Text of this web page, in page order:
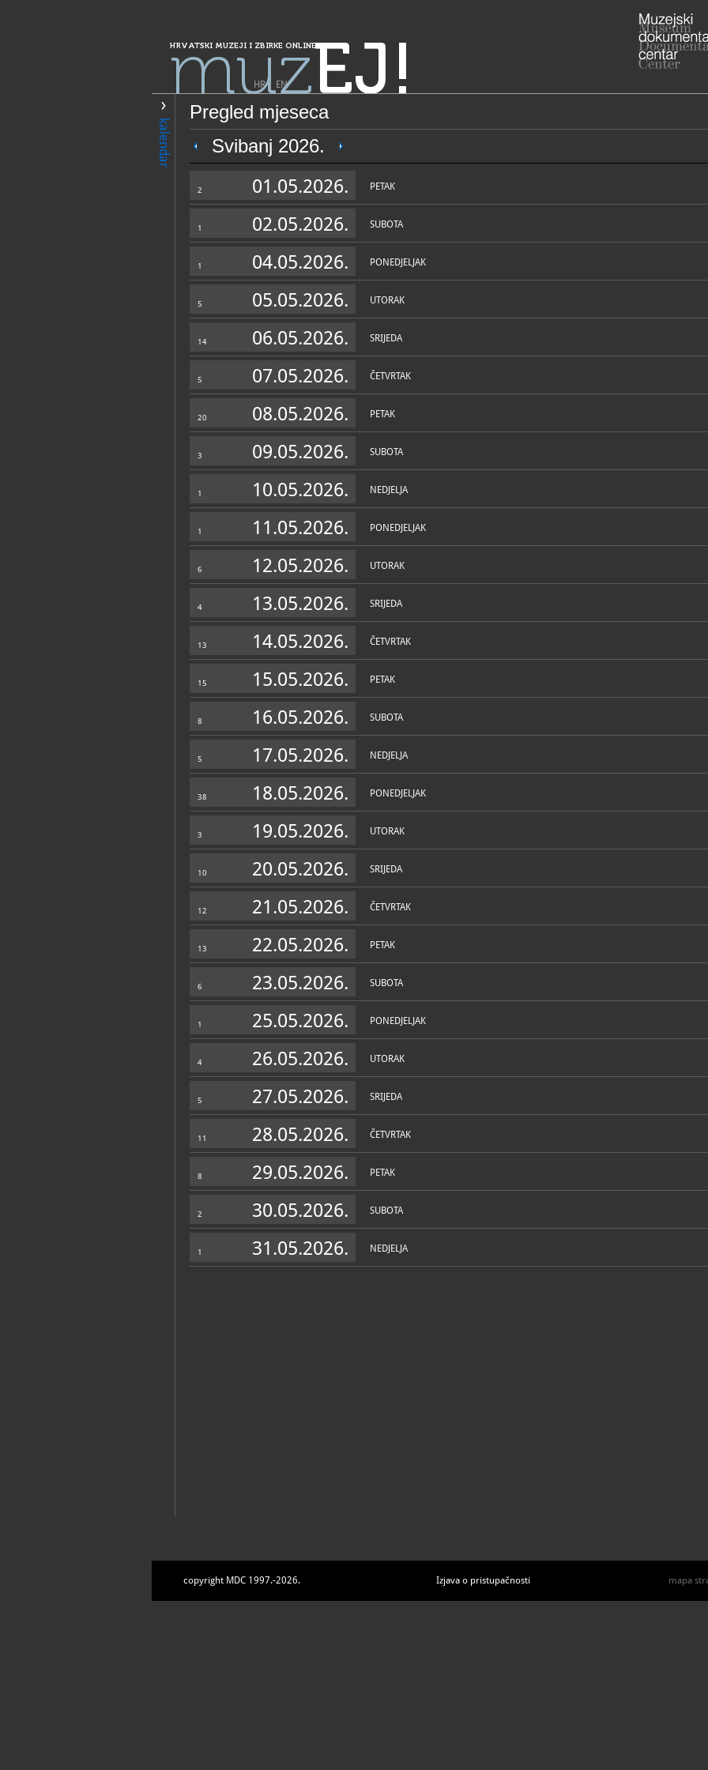
HRVATSKI MUZEJI I ZBIRKE ONLINE
muzEJ!
HR| EN
kalendar
Pregled mjeseca
Svibanj 2026.
2 01.05.2026. PETAK
1 02.05.2026. SUBOTA
1 04.05.2026. PONEDJELJAK
5 05.05.2026. UTORAK
14 06.05.2026. SRIJEDA
5 07.05.2026. ČETVRTAK
20 08.05.2026. PETAK
3 09.05.2026. SUBOTA
1 10.05.2026. NEDJELJA
1 11.05.2026. PONEDJELJAK
6 12.05.2026. UTORAK
4 13.05.2026. SRIJEDA
13 14.05.2026. ČETVRTAK
15 15.05.2026. PETAK
8 16.05.2026. SUBOTA
5 17.05.2026. NEDJELJA
38 18.05.2026. PONEDJELJAK
3 19.05.2026. UTORAK
10 20.05.2026. SRIJEDA
12 21.05.2026. ČETVRTAK
13 22.05.2026. PETAK
6 23.05.2026. SUBOTA
1 25.05.2026. PONEDJELJAK
4 26.05.2026. UTORAK
5 27.05.2026. SRIJEDA
11 28.05.2026. ČETVRTAK
8 29.05.2026. PETAK
2 30.05.2026. SUBOTA
1 31.05.2026. NEDJELJA
PRETRAŽIVANJE
Grad Zagreb
Muzej grada Zagreba
Krenite u istraživanje povijesti i ljepota starog Zagreba i otkrijte kakve tajne skriva mračna prošlost glavnog grada
Hrvatske.
Muzej
utorak,
W
Zbirke
copyright MDC 1997.-2026. Izjava o pristupačnosti mapa